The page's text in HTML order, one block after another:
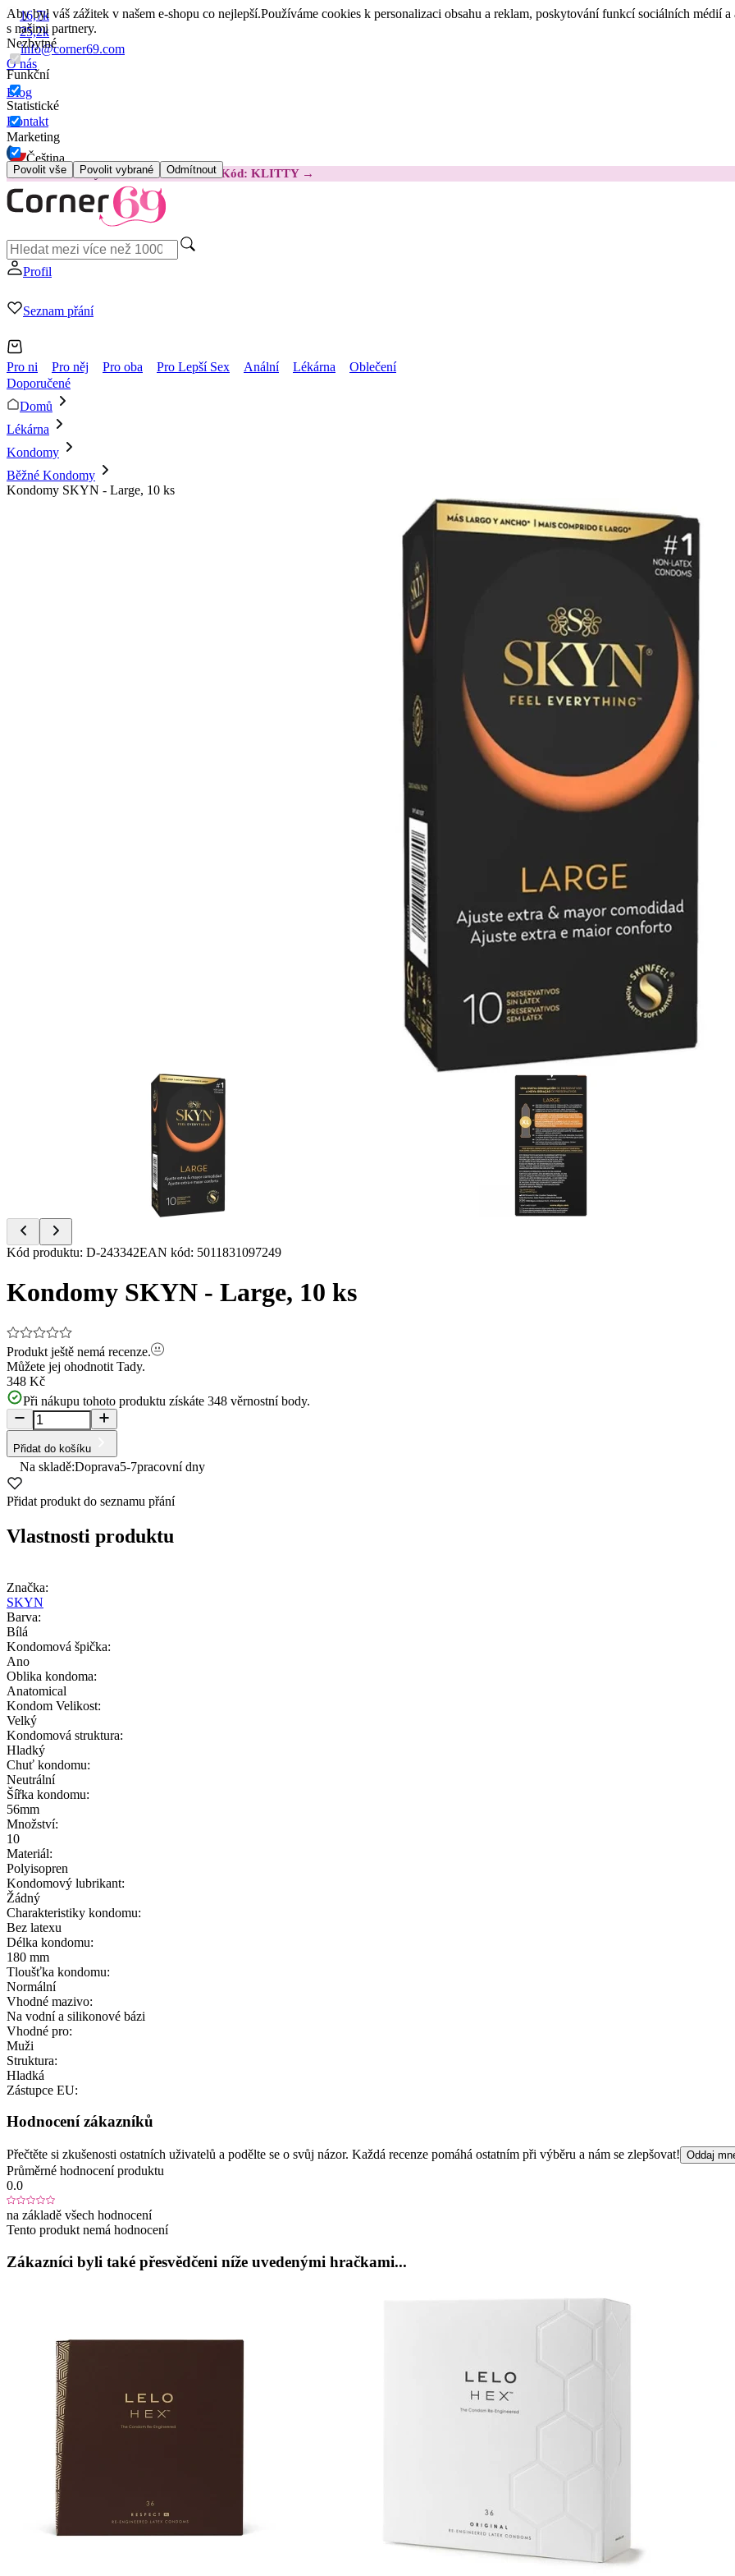
Aby byl váš zážitek v našem e-shopu co nejlepší.Používáme cookies k personalizaci obsahu a reklam, poskytování funkcí sociálních médií
s našimi partnery.
Nezbytné
Funkční
Statistické
Marketing
Povolit vše Povolit vybrané Odmítnout
16,7k
25,2k
info@corner69.com
O nás
Blog
Kontakt
Čeština
😽Svakom Klitty: O 380 Kč LEVNĚJI Kód: KLITTY →
Profil
Seznam přání
Pro ni Pro něj Pro oba Pro Lepší Sex Anální Lékárna
Oblečení
Doporučené
Domů
Lékárna
Kondomy
Běžné Kondomy
Kondomy SKYN - Large, 10 ks
Item
of
Kód produktu: D-243342EAN kód: 5011831097249
Kondomy SKYN - Large, 10 ks
Produkt ještě nemá recenze.
Můžete jej ohodnotit Tady.
348 Kč
Při nákupu tohoto produktu získáte 348 věrnostní body.
Přidat do košíku
Na skladě:Doprava5-7pracovní dny
Přidat produkt do seznamu přání
Vlastnosti produktu
Značka:
SKYN
Barva:
Bílá
Kondomová špička:
Ano
Oblika kondoma:
Anatomical
Kondom Velikost:
Velký
Kondomová struktura:
Hladký
Chuť kondomu:
Neutrální
Šířka kondomu:
56mm
Množství:
10
Materiál:
Polyisopren
Kondomový lubrikant:
Žádný
Charakteristiky kondomu:
Bez latexu
Délka kondomu:
180 mm
Tloušťka kondomu:
Normální
Vhodné mazivo:
Na vodní a silikonové bázi
Vhodné pro:
Muži
Struktura:
Hladká
Zástupce EU:
Hodnocení zákazníků
Přečtěte si zkušenosti ostatních uživatelů a podělte se o svůj názor. Každá recenze pomáhá ostatním při výběru a nám se zlepšovat! Oddaj
Průměrné hodnocení produktu
0.0
na základě všech hodnocení
Tento produkt nemá hodnocení
Zákazníci byli také přesvědčeni níže uvedenými hračkami...